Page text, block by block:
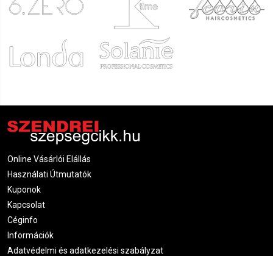
Online Vásárlói Elállás
Használati Útmutatók
Kuponok
Kapcsolat
Céginfo
Információk
Adatvédelmi és adatkezelési szabályzat